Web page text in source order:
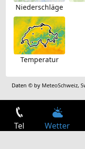
Niederschläge
Temperatur
Daten © by MeteoSchweiz,
Tel Wetter